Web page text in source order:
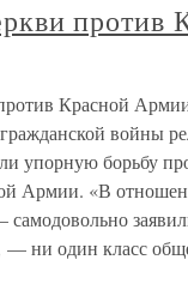
против
Красной
войны
упорную борьбу
Армии. «В
— ни один класс